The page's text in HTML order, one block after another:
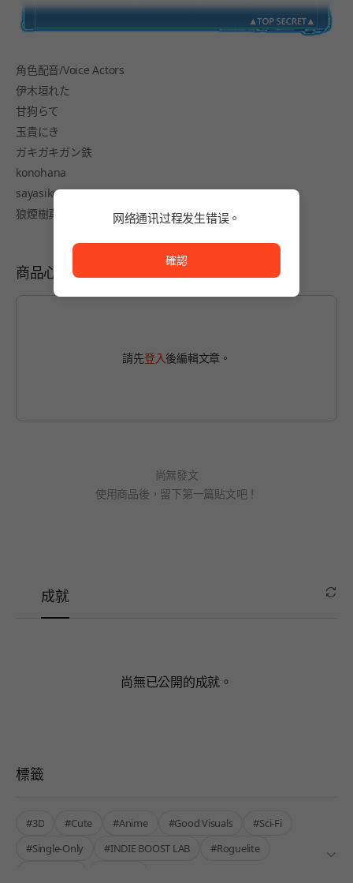
角色配音/Voice Actors
伊木垣れた
甘狗らて
玉貴にき
ガキガキガン鉄
konohana
sayasikoru
狼煙樹真
商品心得
請先登入後編輯文章。
尚無發文
使用商品後，留下第一篇貼文吧！
成就
尚無已公開的成就。
標籤
#3D #Cute #Anime #Good Visuals
#Sci-Fi
#Single-Only
#INDIE BOOST LAB
#Roguelite
网络通讯过程发生错误。
確認